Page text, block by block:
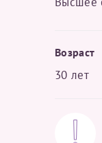
Возраст
30 лет